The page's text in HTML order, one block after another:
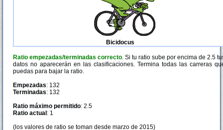
Bicidocus
Ratio empezadas/terminadas correcto. Si tu ratio sube por encima de 2.5
datos no aparecerán en las clasificaciones. Termina todas las carreras
puedas para bajar la ratio.
Empezadas: 132
Terminadas: 132
Ratio máximo permitido: 2.5
Ratio actual : 1
(los valores de ratio se toman desde marzo de 2015)